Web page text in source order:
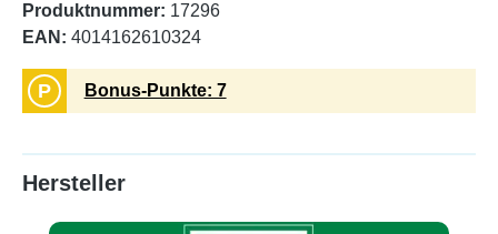
Produktnummer: 17296
EAN: 4014162610324
P Bonus-Punkte: 7
Hersteller